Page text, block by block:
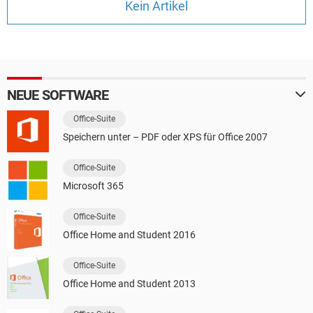
HARDWARE
Kein Artikel
NEUE SOFTWARE
Office-Suite
Speichern unter – PDF oder XPS für Office 2007
Office-Suite
Microsoft 365
Office-Suite
Office Home and Student 2016
Office-Suite
Office Home and Student 2013